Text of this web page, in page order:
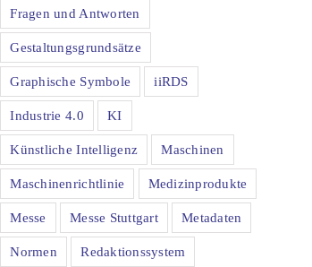
Fragen und Antworten
Gestaltungsgrundsätze
Graphische Symbole iiRDS
Industrie 4.0 KI
Künstliche Intelligenz Maschinen
Maschinenrichtlinie Medizinprodukte
Messe Messe Stuttgart Metadaten
Normen Redaktionssystem